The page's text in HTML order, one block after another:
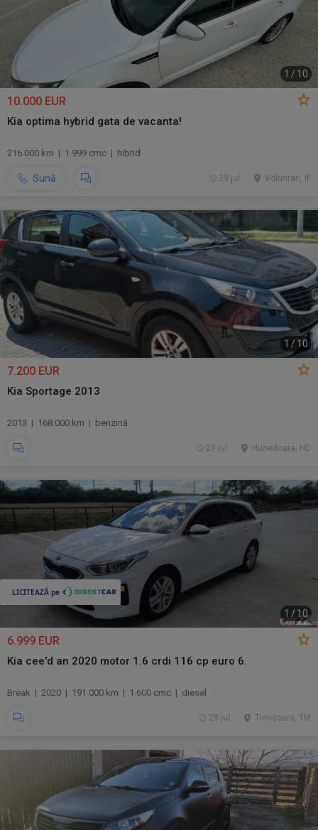
1 / 10
10.000 EUR
Kia optima hybrid gata de vacanta!
216.000 km | 1.999 cmc | hibrid
Sună Voluntari, IF
29 jul.
1 /10
7.200 EUR
Kia Sportage 2013
2013 | 168.000 km | benzină
Hunedoara, HD
29 jul.
1 / 10
6.999 EUR
Kia cee'd an 2020 motor 1.6 crdi 116 cp euro 6.
Break | 2020 | 191.000 km | 1.600 cmc | diesel
Timisoara, TM
28 jul.